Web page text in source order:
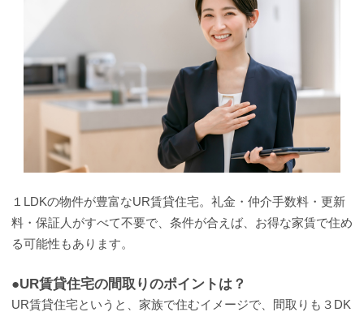
１LDKの物件が豊富なUR賃貸住宅。礼金・仲介手数料・更新
料・保証人がすべて不要で、条件が合えば、お得な家賃で住め
る可能性もあります。
●UR賃貸住宅の間取りのポイントは？
UR賃貸住宅というと、家族で住むイメージで、間取りも３DK